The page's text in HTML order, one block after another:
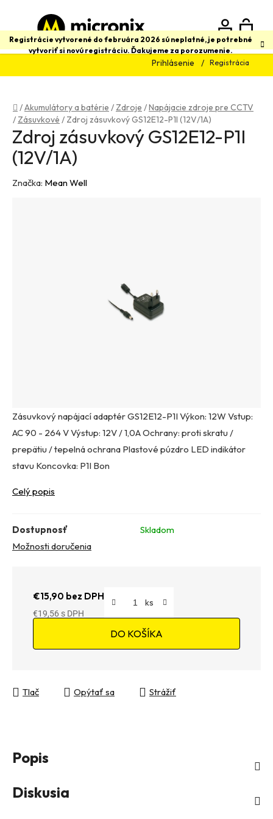
obsah
Registrácie vytvorené do februára 2026 sú neplatné, je potrebné
vytvoriť si novú registráciu. Ďakujeme za porozumenie.
Prihlásenie Registrácia
Hľadať
Domov
/Akumulátory a batérie / Zdroje /Napájacie zdroje pre CCTV
/ Zásuvkové / Zdroj zásuvkový GS12E12-P1I (12V/1A)
Zásuvkový napájací adaptér GS12E12-P1I Výkon: 12W Vstup:
AC 90 - 264 V Výstup: 12V / 1,0A Ochrany: proti skratu /
prepätiu / tepelná ochrana Plastové púzdro LED indikátor
stavu Koncovka: P1I Bon
Celý popis
Dostupnosť
Skladom
Možnosti doručenia
€15,90 bez DPH
€19,56
DO KOŠÍKA
Tlač Opýtať sa Strážiť
Zdroj zásuvkový GS12E12-P1I
(12V/1A)
Značka: Mean Well
Popis
Diskusia